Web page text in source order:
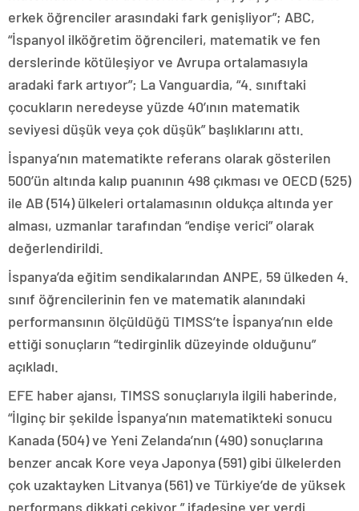
erkek öğrenciler arasındaki fark genişliyor”; ABC,
“İspanyol ilköğretim öğrencileri, matematik ve fen
derslerinde kötüleşiyor ve Avrupa ortalamasıyla
aradaki fark artıyor”; La Vanguardia, “4. sınıftaki
çocukların neredeyse yüzde 40’ının matematik
seviyesi düşük veya çok düşük” başlıklarını attı.
İspanya’nın matematikte referans olarak gösterilen
500’ün altında kalıp puanının 498 çıkması ve OECD (525)
ile AB (514) ülkeleri ortalamasının oldukça altında yer
alması, uzmanlar tarafından “endişe verici” olarak
değerlendirildi.
İspanya’da eğitim sendikalarından ANPE, 59 ülkeden 4.
sınıf öğrencilerinin fen ve matematik alanındaki
performansının ölçüldüğü TIMSS’te İspanya’nın elde
ettiği sonuçların “tedirginlik düzeyinde olduğunu”
açıkladı.
EFE haber ajansı, TIMSS sonuçlarıyla ilgili haberinde,
“İlginç bir şekilde İspanya’nın matematikteki sonucu
Kanada (504) ve Yeni Zelanda’nın (490) sonuçlarına
benzer ancak Kore veya Japonya (591) gibi ülkelerden
çok uzaktayken Litvanya (561) ve Türkiye’de de yüksek
performans dikkati çekiyor.” ifadesine yer verdi.